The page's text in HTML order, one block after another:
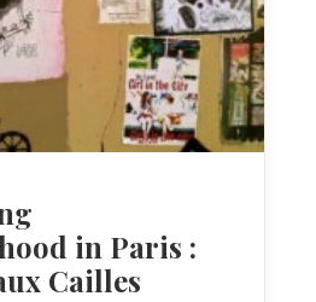
in Paris :
Cailles